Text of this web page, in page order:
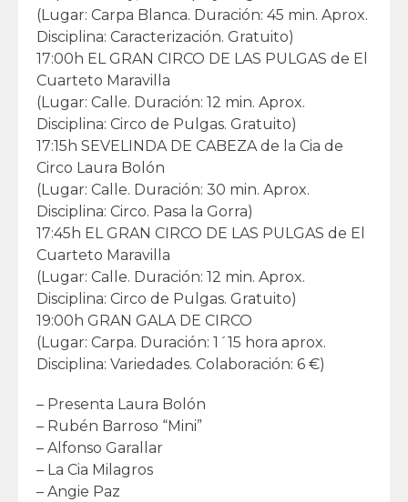
(Lugar: Carpa Blanca. Duración: 45 min. Aprox.
Disciplina: Caracterización. Gratuito)
17:00h EL GRAN CIRCO DE LAS PULGAS de El
Cuarteto Maravilla
(Lugar: Calle. Duración: 12 min. Aprox.
Disciplina: Circo de Pulgas. Gratuito)
17:15h SEVELINDA DE CABEZA de la Cia de
Circo Laura Bolón
(Lugar: Calle. Duración: 30 min. Aprox.
Disciplina: Circo. Pasa la Gorra)
17:45h EL GRAN CIRCO DE LAS PULGAS de El
Cuarteto Maravilla
(Lugar: Calle. Duración: 12 min. Aprox.
Disciplina: Circo de Pulgas. Gratuito)
19:00h GRAN GALA DE CIRCO
(Lugar: Carpa. Duración: 1´15 hora aprox.
Disciplina: Variedades. Colaboración: 6 €)
– Presenta Laura Bolón
– Rubén Barroso “Mini”
– Alfonso Garallar
– La Cia Milagros
– Angie Paz